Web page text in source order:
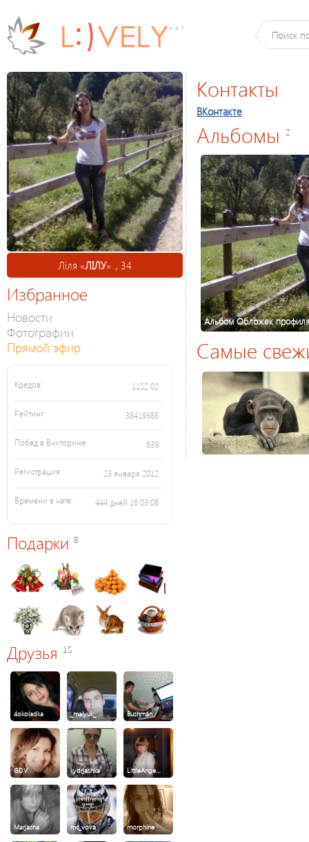
Ліля «ЛІЛУ» ., 34
Избранное
Новости
Фотографии
Прямой эфир
Кредов: 1152.02
Рейтинг: 38419388
Побед в Викторине: 639
Регистрация: 23 января 2012
Времени в чате: 444 дней 16:03:08
Подарки 8
Друзья 15
4okoladka _malyuk_ Bushman
GDV kydrjashka LittleAnge…
Marjasha mc_vova morphine
Контакты
ВКонтакте
Альбомы 2
Альбом Обложек профиля
Самые